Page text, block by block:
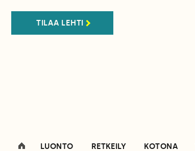
TILAA LEHTI
LUONTO RETKEILY KOTONA